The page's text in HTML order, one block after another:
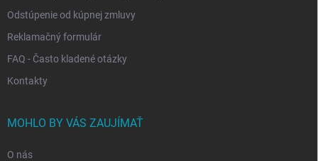
Odstúpenie od kúpnej zmluvy
Reklamačný formulár
FAQ - Často kladené otázky
Kontakty
MOHLO BY VÁS ZAUJÍMAŤ
O nás